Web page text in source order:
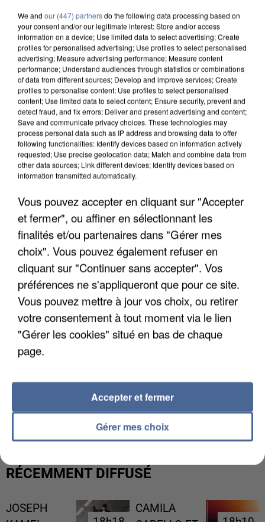
APRÈS TOUTES CES CANICULES, LES REFUGES
DE FAUNE SAUVAGE SONT...
L’UN DES FONDATEURS SUPPOSÉS DE LA DZ
MAFIA INTERPELLÉ EN ALGÉRIE
RÉCEMMENT DIFFUSÉ
JOSEPH
CAMILA
We and our (447) partnersdo the following data processing based on
your consent and/or our legitimate interest: Store and/or access
information on a device; Use limited data to select advertising; Create
profiles for personalised advertising; Use profiles to select personalised
advertising; Measure advertising performance; Measure content
performance; Understand audiences through statistics or combinations
of data from different sources; Develop and improve services; Create
profiles to personalise content; Use profiles to select personalised
content; Use limited data to select content; Ensure security, prevent and
detect fraud, and fix errors; Deliver and present advertising and content;
Save and communicate privacy choices. These technologies may
process personal data such as IP address and browsing data to offer
following functionalities: Identify devices based on information actively
requested; Use precise geolocation data; Match and combine data from
other data sources; Link different devices; Identify devices based on
information transmitted automatically.
Vous pouvez accepter en cliquant sur "Accepter
et fermer", ou affiner en sélectionnant les
finalités et/ou partenaires dans "Gérer mes
choix". Vous pouvez également refuser en
cliquant sur "Continuer sans accepter". Vos
préférences ne s'appliqueront que pour ce site.
Vous pouvez mettre à jour vos choix, ou retirer
votre consentement à tout moment via le lien
"Gérer les cookies" situé en bas de chaque
page.
Gérer mes choix
Accepter et fermer